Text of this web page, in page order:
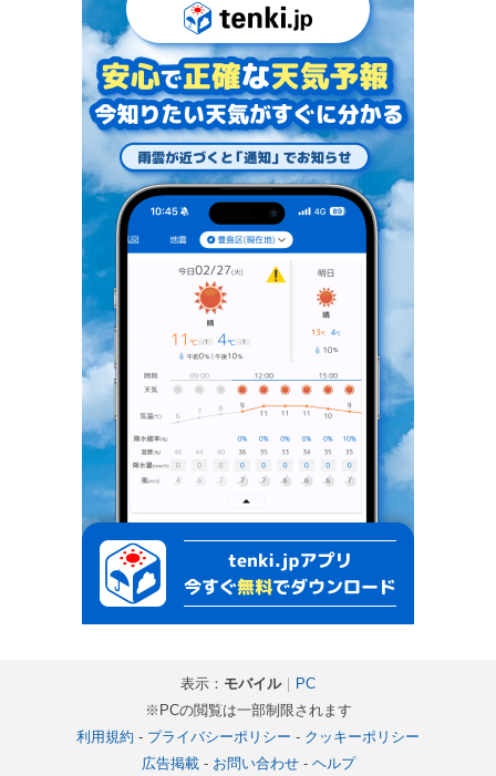
表示： モバイル｜ PC
※PCの閲覧は一部制限されます
利用規約 - プライバシーポリシー - クッキーポリシー
広告掲載- お問い合わせ- ヘルプ